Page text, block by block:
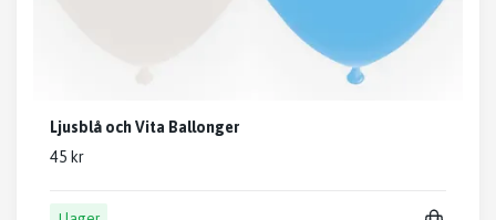
Ljusblå och Vita Ballonger
45 kr